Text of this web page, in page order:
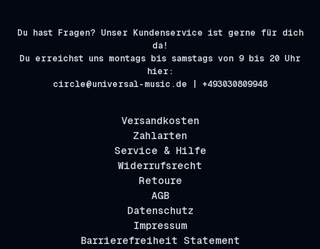
Du hast Fragen? Unser Kundenservice ist gerne für dich
da!
Du erreichst uns montags bis samstags von 9 bis 20 Uhr
hier:
circle@universal-music.de | +493030809948
Versandkosten
Zahlarten
Service & Hilfe
Widerrufsrecht
Retoure
AGB
Datenschutz
Impressum
Barrierefreiheit Statement